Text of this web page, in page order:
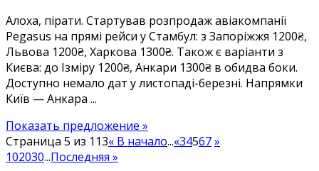
в
Туреччину,
безліч
дат
у
Алоха, пірати. Стартував розпродаж авіакомпанії
Pegasus на прямі рейси у Стамбул: з Запоріжжя 1200₴,
Львова 1200₴, Харкова 1300₴. Також є варіанти з
Києва: до Ізміру 1200₴, Анкари 1300₴ в обидва боки.
Доступно немало дат у листопаді-березні. Напрямки
Київ — Анкара ...
Показать предложение »
Страница 5 из 113« В начало...«34567»
102030...Последняя »